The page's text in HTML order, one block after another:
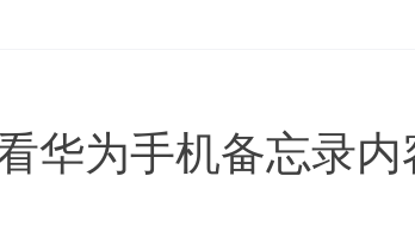
华为手机备忘录内